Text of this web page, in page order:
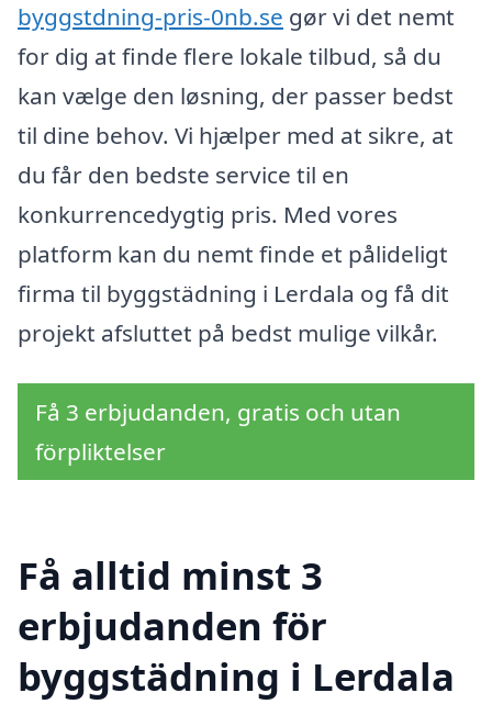
byggstdning-pris-0nb.se gør vi det nemt
for dig at finde flere lokale tilbud, så du
kan vælge den løsning, der passer bedst
til dine behov. Vi hjælper med at sikre, at
du får den bedste service til en
konkurrencedygtig pris. Med vores
platform kan du nemt finde et pålideligt
firma til byggstädning i Lerdala og få dit
projekt afsluttet på bedst mulige vilkår.
Få 3 erbjudanden, gratis och utan
förpliktelser
Få alltid minst 3
erbjudanden för
byggstädning i Lerdala